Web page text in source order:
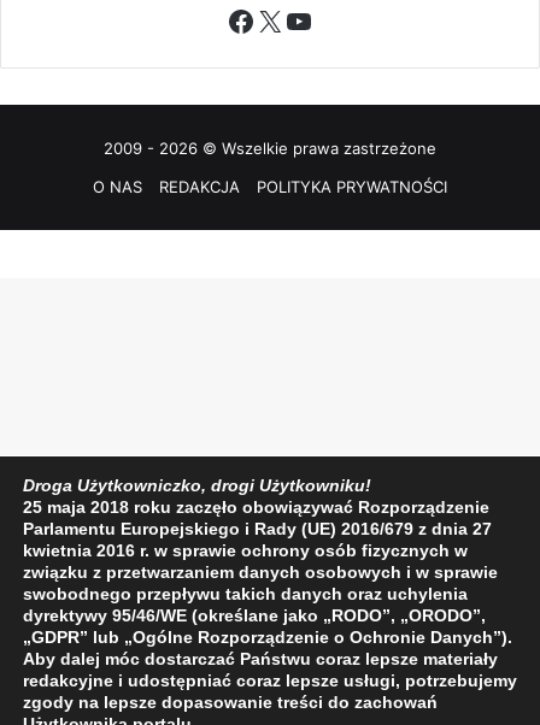
Facebook
X YouTube
2009 - 2026 © Wszelkie prawa zastrzeżone
O NAS
REDAKCJA POLITYKA PRYWATNOŚCI
Droga Użytkowniczko, drogi Użytkowniku!
25 maja 2018 roku zaczęło obowiązywać Rozporządzenie
Parlamentu Europejskiego i Rady (UE) 2016/679 z dnia 27
kwietnia 2016 r. w sprawie ochrony osób fizycznych w
związku z przetwarzaniem danych osobowych i w sprawie
swobodnego przepływu takich danych oraz uchylenia
dyrektywy 95/46/WE (określane jako „RODO”, „ORODO”,
„GDPR” lub „Ogólne Rozporządzenie o Ochronie Danych”).
Aby dalej móc dostarczać Państwu coraz lepsze materiały
redakcyjne i udostępniać coraz lepsze usługi, potrzebujemy
zgody na lepsze dopasowanie treści do zachowań